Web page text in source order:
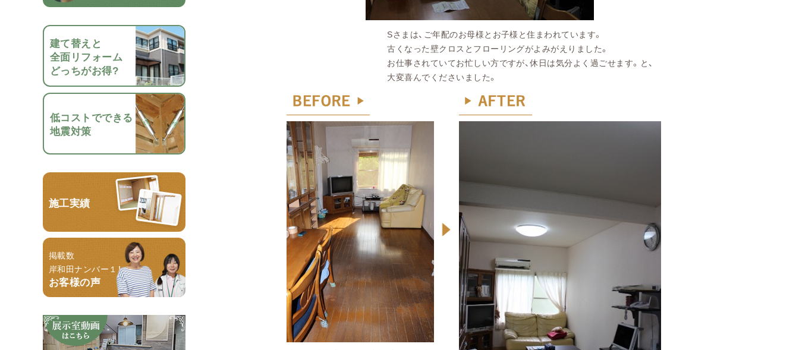
建て替えと
全面リフォーム
どっちがお得?
低コストでできる
地震対策
施工実績
掲載数
岸和田ナンバー１！
お客様の声
Sさまは、ご年配のお母様とお子様と住まわれています。
古くなった壁クロスとフローリングがよみがえりました。
お仕事されていてお忙しい方ですが、休日は気分よく過ごせます。と、
大変喜んでくださいました。